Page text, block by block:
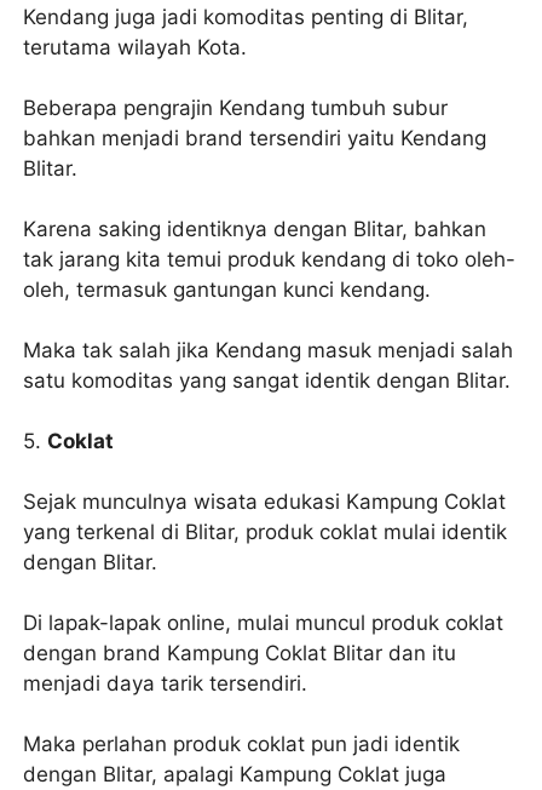
Kendang juga jadi komoditas penting di Blitar,
terutama wilayah Kota.
Beberapa pengrajin Kendang tumbuh subur
bahkan menjadi brand tersendiri yaitu Kendang
Blitar.
Karena saking identiknya dengan Blitar, bahkan
tak jarang kita temui produk kendang di toko oleh-
oleh, termasuk gantungan kunci kendang.
Maka tak salah jika Kendang masuk menjadi salah
satu komoditas yang sangat identik dengan Blitar.
5. Coklat
Sejak munculnya wisata edukasi Kampung Coklat
yang terkenal di Blitar, produk coklat mulai identik
dengan Blitar.
Di lapak-lapak online, mulai muncul produk coklat
dengan brand Kampung Coklat Blitar dan itu
menjadi daya tarik tersendiri.
Maka perlahan produk coklat pun jadi identik
dengan Blitar, apalagi Kampung Coklat juga